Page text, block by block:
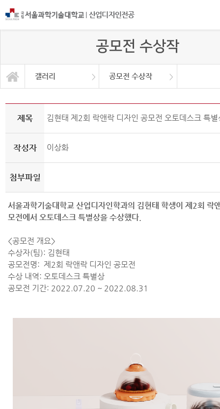
| 산업디자인전공
공모전 수상작
갤러리 공모전 수상작
프로그램 소개
교육과정
대학원
연구소
커뮤니티
갤러리
학과소식
졸업전시
공모전 수상작
제목 김현태 제2회 락앤락 디자인 공모전 오토데스크 특
작성자 이상화
첨부파일
서울과학기술대학교 산업디자인학과의 김현태 학생이 제2회 락
모전에서 오토데스크 특별상을 수상했다.
<공모전 개요>
수상자(팀): 김현태
공모전명:제2회 락앤락 디자인 공모전
수상 내역:오토데스크 특별상
공모전 기간: 2022.07.20 ~ 2022.08.31